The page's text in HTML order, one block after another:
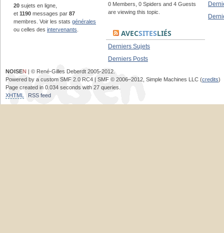
20 sujets en ligne,
et 1190 messages par 87
membres. Voir les stats générales
ou celles des intervenants
0 Members, 0 Spiders and 4 Guests
are viewing this topic.
AVECSITESLIÉS
Derniers Sujets
Derniers Posts
NOISEN | © René-Gilles Deberdt 2005-2012.
Powered by a custom SMF 2.0 RC4 | SMF © 2006–2012, Simple Machines LLC (credits)
Page created in 0.034 seconds with 27 queries.
XHTML
RSS feed